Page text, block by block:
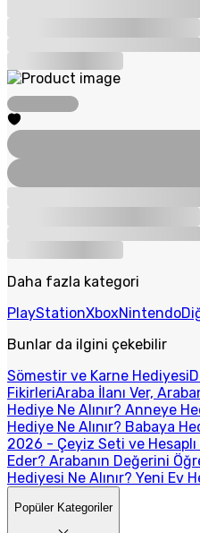
Daha fazla kategori
PlayStationXboxNintendo
Bunlar da ilgini çekebilir
Sömestir ve Karne Hediyesi
FikirleriAraba İlanı Ver,
Hediye Ne Alınır? Anneye
Hediye Ne Alınır? Babaya
2026 - Çeyiz Seti ve
Eder? Arabanın Değerini
Hediyesi Ne Alınır? Yeni Ev
Popüler Kategoriler